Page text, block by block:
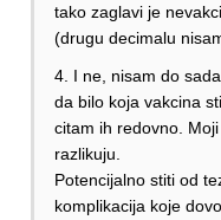
tako zaglavi je
(drugu decimalu
4. I ne, nisam do
da bilo koja vakcina
citam ih redovno.
razlikuju.
Potencijalno stiti od
komplikacija koje